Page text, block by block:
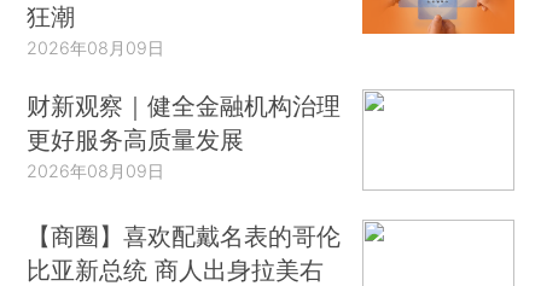
狂潮
2026年08月09日
财新观察｜健全金融机构治理
更好服务高质量发展
2026年08月09日
【商圈】喜欢配戴名表的哥伦
比亚新总统 商人出身拉美右